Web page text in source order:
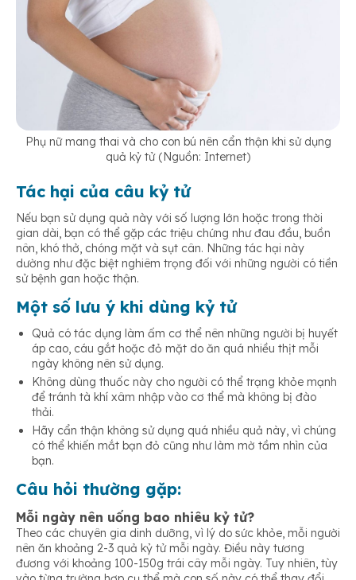
Phụ nữ mang thai và cho con bú nên cẩn thận khi sử dụng
quả kỷ tử (Nguồn: Internet)
Tác hại của câu kỷ tử
Nếu bạn sử dụng quả này với số lượng lớn hoặc trong thời
gian dài, bạn có thể gặp các triệu chứng như đau đầu, buồn
nôn, khó thở, chóng mặt và sụt cân. Những tác hại này
dường như đặc biệt nghiêm trọng đối với những người có tiền
sử bệnh gan hoặc thận.
Một số lưu ý khi dùng kỷ tử
Quả có tác dụng làm ấm cơ thể nên những người bị huyết
áp cao, cáu gắt hoặc đỏ mặt do ăn quá nhiều thịt mỗi
ngày không nên sử dụng.
Không dùng thuốc này cho người có thể trạng khỏe mạnh
để tránh tà khí xâm nhập vào cơ thể mà không bị đào
thải.
Hãy cẩn thận không sử dụng quá nhiều quả này, vì chúng
có thể khiến mắt bạn đỏ cũng như làm mờ tầm nhìn của
bạn.
Câu hỏi thường gặp:
Mỗi ngày nên uống bao nhiêu kỷ tử?
Theo các chuyên gia dinh dưỡng, vì lý do sức khỏe, mỗi người
nên ăn khoảng 2-3 quả kỷ tử mỗi ngày. Điều này tương
đương với khoảng 100-150g trái cây mỗi ngày. Tuy nhiên, tùy